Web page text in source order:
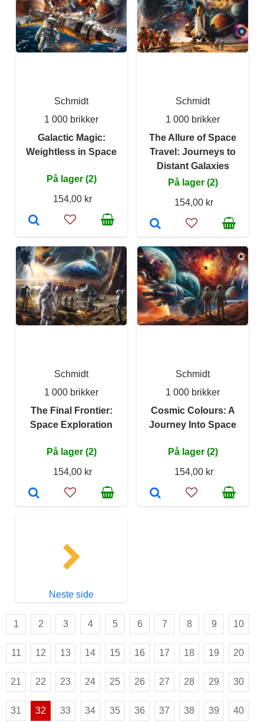
Schmidt
1 000 brikker
Galactic Magic:
Weightless in Space
På lager (2)
154,00 kr
Schmidt
1 000 brikker
The Allure of Space
Travel: Journeys to
Distant Galaxies
På lager (2)
154,00 kr
Schmidt
1 000 brikker
The Final Frontier:
Space Exploration
På lager (2)
154,00 kr
Schmidt
1 000 brikker
Cosmic Colours: A
Journey Into Space
På lager (2)
154,00 kr
Neste side
1 2 3 4 5 6 7 8 9 10
11 12 13 14 15 16 17 18 19 20
21 22 23 24 25 26 27 28 29 30
31 32 33 34 35 36 37 38 39 40